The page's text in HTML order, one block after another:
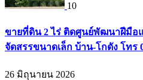
10
ขายที่ดิน 2 ไร่ ติดศูนย์พัฒนาฝีมือ
จัดสรรขนาดเล็ก บ้าน-โกดัง โทร
26 มิถุนายน 2026